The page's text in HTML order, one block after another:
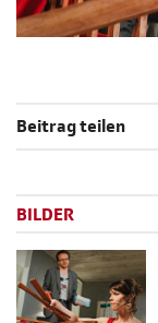
Beitrag teilen
BILDER